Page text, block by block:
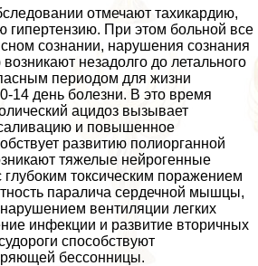
отмечают тахикардию,
гипертензию. При этом больной все
сознании, нарушения сознания
незадолго до летального
периодом для жизни
14 день болезни. В это время
ацидоз вызывает
и повышенное
развитию полиорганной
тяжелые нейрогенные
токсическим поражением
паралича сердечной мышцы,
вентиляции легких
инфекции и развитие вторичных
способствуют
бессонницы.